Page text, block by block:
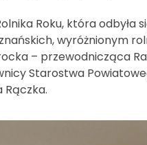
Roku, która odbyła
wyróżnionym
– przewodnicząca
Starostwa
Rączka.